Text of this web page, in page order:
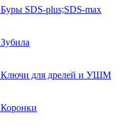
Буры SDS-plus;SDS-max
Зубила
Ключи для дрелей и УШМ
Коронки